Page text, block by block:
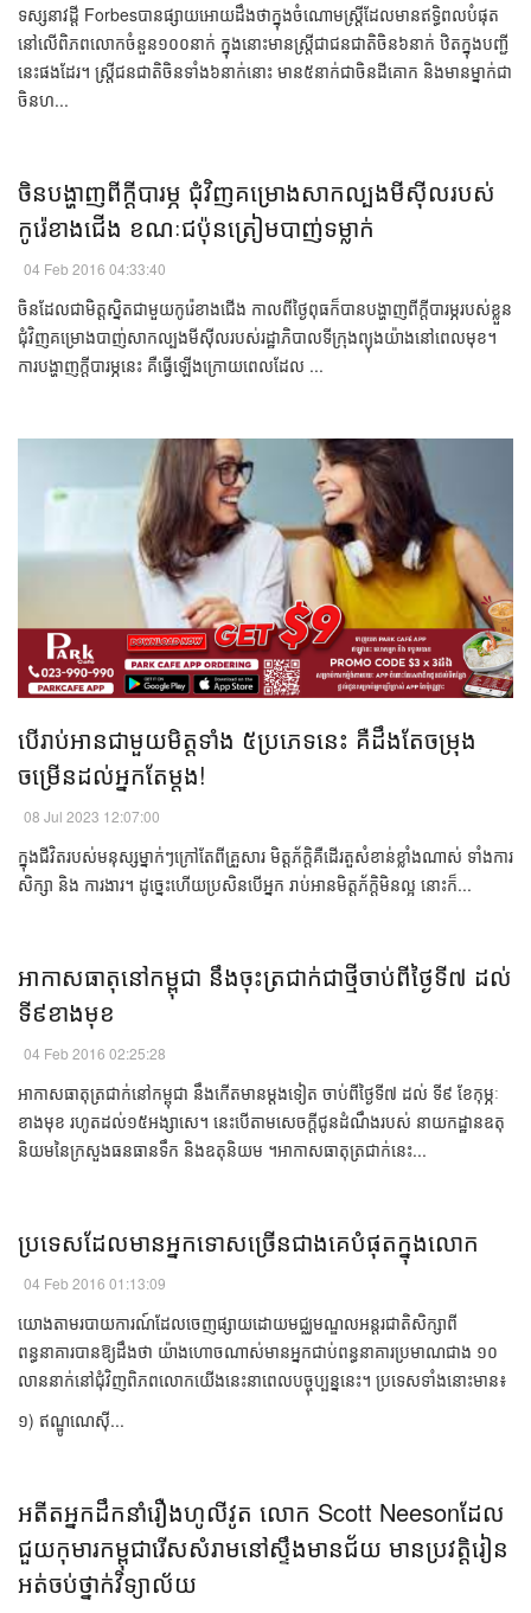
ទស្សនាវដ្ដី Forbes​បាន​ផ្សាយ​អោយ​ដឹង​ថា​ក្នុង​ចំណោម​ស្រ្តី​ដែល​មាន​ឥទ្ធិពល​បំផុត​
នៅ​លើ​ពិភពលោក​ចំនួន​១០០នាក់ ក្នុង​នោះ​មាន​ស្ត្រី​ជា​ជនជាតិ​ចិន​៦​នាក់ ឋិត​ក្នុង​បញ្ជី​
នេះ​ផង​ដែរ។ ស្រ្តីជនជាតិចិនទាំង៦នាក់នោះ មាន៥នាក់ជាចិនដីគោក និង​មាន​ម្នាក់​ជា​
ចិន​ហ...
​​​ចិន​បង្ហាញ​ពី​ក្ដី​បារម្ភ​ ​ជុំវិញ​​គម្រោង​សាកល្បង​មីស៊ីល​របស់​
កូរ៉េខាងជើង ​ខណៈ​ជប៉ុន​ត្រៀម​បាញ់​ទម្លាក់​​
04 Feb 2016 04:33:40
ចិន​ដែល​ជា​មិត្ត​ស្និត​ជា​មួយ​​កូរ៉េខាងជើង​ កាល​ពី​ថ្ងៃ​ពុធ​​​​ក៏​​បាន​បង្ហាញ​ពី​ក្ដី​​បារម្ភ​របស់​ខ្លួន
​ជុំវិញ​គម្រោង​បាញ់​សាកល្បង​មីស៊ីល​របស់​រដ្ឋាភិបាល​ទីក្រុង​ព្យុងយ៉ាង​នៅ​ពេល​មុខ​។ ​​​
ការ​បង្ហាញ​ក្ដី​បារម្ភ​នេះ ​គឺ​ធ្វើ​ឡើង​ក្រោយ​ពេល​ដែល ​​​​​...
​​បើ​រាប់​​អាន​ជា​មួយ​មិត្ត​ទាំង​​ ៥ប្រភេទ​នេះ ​គឺ​ដឹង​តែ​​​ចម្រុង
ចម្រើន​ដល់​អ្នក​តែ​ម្ដង!​​
08 Jul 2023 12:07:00
ក្នុង​ជីវិត​របស់​មនុស្ស​ម្នាក់ៗ​ក្រៅ​តែ​ពី​គ្រួសារ ​​មិត្តភ័ក្ដិ​គឺ​ដើរតួ​សំខាន់​ខ្លាំង​ណាស់​​​ ​ទាំង​ការ​
សិក្សា ​​និង ​ការងារ​។ ​​ដូច្នេះ​ហើយ​ប្រសិនបើ​អ្នក ​រាប់​អាន​មិត្តភ័ក្ដិ​មិន​​ល្អ ​នោះ​ក៏​​...
​​អាកាស​ធាតុ​​នៅ​​កម្ពុជា ​នឹង​ចុះ​ត្រជាក់​​ជាថ្មី​ចាប់​ពី​ថ្ងៃ​ទី​​៧ ​ដល់​
​ទី​៩​ខាង​មុខ​​​
04 Feb 2016 02:25:28
​អាកាស​ធាតុ​ត្រជាក់​នៅ​កម្ពុជា ​នឹង​​​កើត​មាន​ម្ដង​ទៀត​ ​​​ចាប់​ពី​ថ្ងៃ​ទី​​៧ ​ដល់​ ​ទី​៩ ខែ​កុម្ភៈ​
ខាង​មុខ ​​​រហូត​ដល់​១៥​អង្សាសេ​​​។ ​នេះ​បើ​តាម​​សេចក្ដី​ជូន​ដំណឹង​របស់​ ​នាយកដ្ឋាន​ឧតុ
និយម​​នៃ​ក្រសួង​ធនធាន​ទឹក និង​ឧតុនិយម ។ ​អាកាស​ធាតុ​ត្រជាក់​នេះ...
​ប្រទេស​​ដែល​មាន​​អ្នក​ទោស​ច្រើន​ជាង​គេ​បំផុត​​​​​ក្នុង​លោក​​
04 Feb 2016 01:13:09
​​យោង​តាម​របាយការណ៍​ដែល​ចេញ​ផ្សាយ​ដោយ​​មជ្ឈមណ្ឌល​អន្តរជាតិ​សិក្សា​ពី​
ពន្ធនាគារ​​បាន​ឱ្យ​ដឹងថា​ ​យ៉ាង​ហោច​ណាស់​មាន​​​​អ្នក​ជាប់​ពន្ធនាគារ​ប្រមាណ​ជាង ១០​
លាន​នាក់​នៅ​ជុំវិញ​ពិភពលោក​យើង​នេះ​នា​​ពេល​បច្ចុប្បន្ន​នេះ។ ​ប្រទេស​ទាំង​នោះ​មាន៖
១) ឥណ្ឌូណេស៊ី​...
អតីត​អ្នក​ដឹកនាំ​រឿង​ហូលីវូត ​លោក​ ​Scott Neeson​ដែល​
ជួយ​កុមារ​កម្ពុជា​​រើស​សំរាម​នៅ​ស្ទឹងមានជ័យ​ មាន​ប្រវត្តិ​រៀន​
អត់​ចប់​ថ្នាក់​វិទ្យាល័យ​